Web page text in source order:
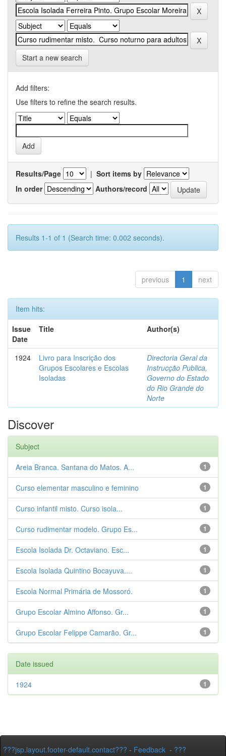
Start a new search
Add filters:
Use filters to refine the search results.
Results/Page | Sort items by
In order
Authors/record
Results 1-1 of 1 (Search time: 0.002 seconds).
previous 1 next
Item hits:
Issue
Date
Title Author(s)
1924
Livro para Inscrição dos
Grupos Escolares e Escolas
Isoladas
Directoria Geral da
Instrucção Publica,
Governo do Estado
do Rio Grande do
Norte
Discover
Subject
1
Areia Branca. Santana do Matos. A...
1
Curso elementar masculino e feminino
1
Curso infantil misto. Curso isola...
1
Curso rudimentar modelo. Grupo Es...
1
Escola Isolada Dr. Octaviano. Esc...
1
Escola Isolada Quintino Bocayuva....
1
Escola Normal Primária de Mossoró.
1
Grupo Escolar Almino Affonso. Gr...
1
Grupo Escolar Felippe Camarão. Gr...
Date issued
1
1924
???jsp.layout.footer-default.contact??? - Feedback - ???